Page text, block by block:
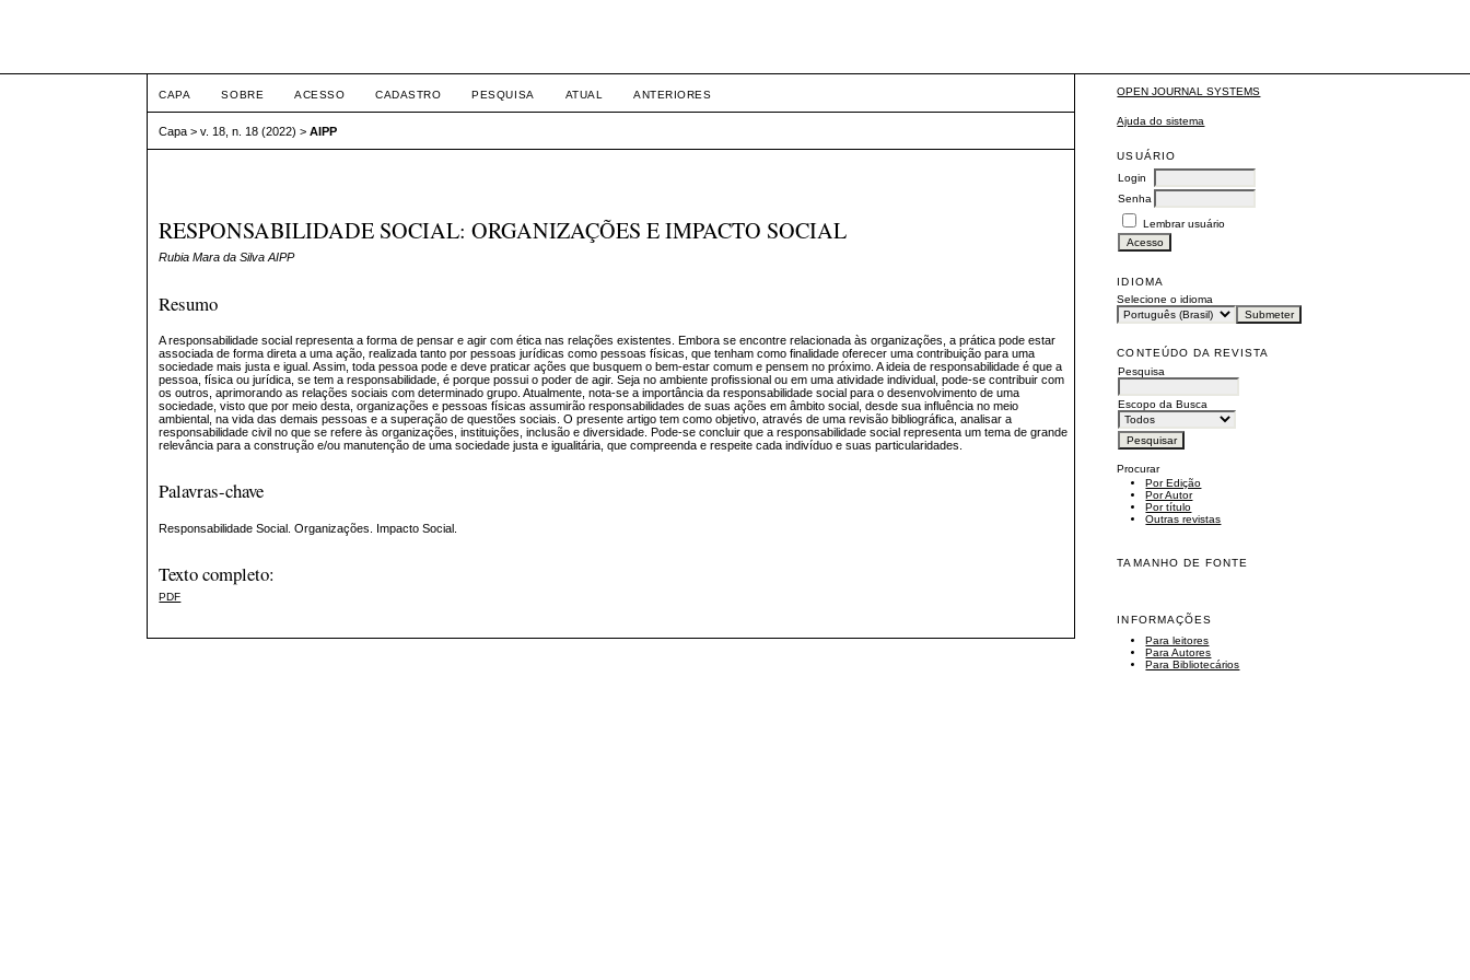
OPEN JOURNAL SYSTEMS
Ajuda do sistema
USUÁRIO
Login
Senha
Lembrar usuário
IDIOMA
Selecione o idioma
CONTEÚDO DA REVISTA
Pesquisa
Escopo da Busca
Procurar
Por Edição
Por Autor
Por título
Outras revistas
TAMANHO DE FONTE
INFORMAÇÕES
Para leitores
Para Autores
Para Bibliotecários
CAPA SOBRE ACESSO CADASTRO PESQUISA ATUAL ANTERIORES
Capa >v. 18, n. 18 (2022) >AIPP
RESPONSABILIDADE SOCIAL: ORGANIZAÇÕES E IMPACTO SOCIAL
Rubia Mara da Silva AIPP
Resumo
A responsabilidade social representa a forma de pensar e agir com ética nas relações existentes. Embora se encontre relacionada às organizações, a prática pode estar
associada de forma direta a uma ação, realizada tanto por pessoas jurídicas como pessoas físicas, que tenham como finalidade oferecer uma contribuição para uma
sociedade mais justa e igual. Assim, toda pessoa pode e deve praticar ações que busquem o bem-estar comum e pensem no próximo. A ideia de responsabilidade é que a
pessoa, física ou jurídica, se tem a responsabilidade, é porque possui o poder de agir. Seja no ambiente profissional ou em uma atividade individual, pode-se contribuir com
os outros, aprimorando as relações sociais com determinado grupo. Atualmente, nota-se a importância da responsabilidade social para o desenvolvimento de uma
sociedade, visto que por meio desta, organizações e pessoas físicas assumirão responsabilidades de suas ações em âmbito social, desde sua influência no meio
ambiental, na vida das demais pessoas e a superação de questões sociais. O presente artigo tem como objetivo, através de uma revisão bibliográfica, analisar a
responsabilidade civil no que se refere às organizações, instituições, inclusão e diversidade. Pode-se concluir que a responsabilidade social representa um tema de grande
relevância para a construção e/ou manutenção de uma sociedade justa e igualitária, que compreenda e respeite cada indivíduo e suas particularidades.
Palavras-chave
Responsabilidade Social. Organizações. Impacto Social.
Texto completo:
PDF